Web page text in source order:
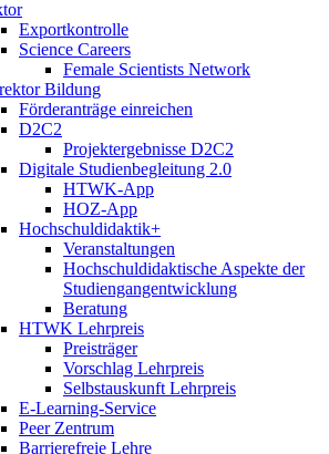
Exportkontrolle
Science Careers
Female Scientists Network
Bildung
Förderanträge einreichen
D2C2
Projektergebnisse D2C2
Digitale Studienbegleitung 2.0
HTWK-App
HOZ-App
Hochschuldidaktik+
Veranstaltungen
Hochschuldidaktische Aspekte der
Studiengangentwicklung
Beratung
HTWK Lehrpreis
Preisträger
Vorschlag Lehrpreis
Selbstauskunft Lehrpreis
E-Learning-Service
Peer Zentrum
Barrierefreie Lehre